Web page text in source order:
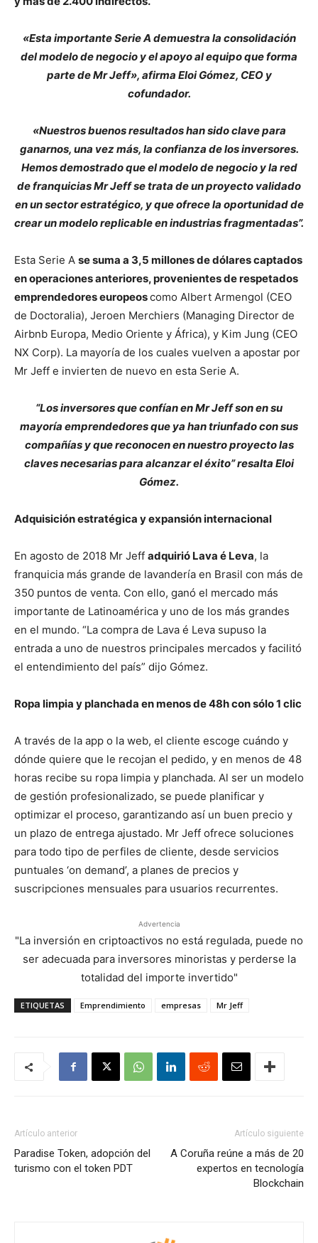
«Esta importante Serie A demuestra la consolidación
del modelo de negocio y el apoyo al equipo que forma
parte de Mr Jeff», afirma Eloi Gómez, CEO y
cofundador.
«Nuestros buenos resultados han sido clave para
ganarnos, una vez más, la confianza de los inversores.
Hemos demostrado que el modelo de negocio y la red
de franquicias Mr Jeff se trata de un proyecto validado
en un sector estratégico, y que ofrece la oportunidad de
crear un modelo replicable en industrias fragmentadas”.
Esta Serie A se suma a 3,5 millones de dólares captados
en operaciones anteriores, provenientes de respetados
emprendedores europeoscomo Albert Armengol (CEO
de Doctoralia), Jeroen Merchiers (Managing Director de
Airbnb Europa, Medio Oriente y África), y Kim Jung (CEO
NX Corp). La mayoría de los cuales vuelven a apostar por
Mr Jeff e invierten de nuevo en esta Serie A.
“Los inversores que confían en Mr Jeff son en su
mayoría emprendedores que ya han triunfado con sus
compañías y que reconocen en nuestro proyecto las
claves necesarias para alcanzar el éxito” resalta Eloi
Gómez.
Adquisición estratégica y expansión internacional
En agosto de 2018 Mr Jeff adquirió Lava é Leva, la
franquicia más grande de lavandería en Brasil con más de
350 puntos de venta. Con ello, ganó el mercado más
importante de Latinoamérica y uno de los más grandes
en el mundo. “La compra de Lava é Leva supuso la
entrada a uno de nuestros principales mercados y facilitó
el entendimiento del país” dijo Gómez.
Ropa limpia y planchada en menos de 48h con sólo 1 clic
A través de la app o la web, el cliente escoge cuándo y
dónde quiere que le recojan el pedido, y en menos de 48
horas recibe su ropa limpia y planchada. Al ser un modelo
de gestión profesionalizado, se puede planificar y
optimizar el proceso, garantizando así un buen precio y
un plazo de entrega ajustado. Mr Jeff ofrece soluciones
para todo tipo de perfiles de cliente, desde servicios
puntuales ‘on demand’, a planes de precios y
suscripciones mensuales para usuarios recurrentes.
Advertencia
"La inversión en criptoactivos no está regulada, puede no
ser adecuada para inversores minoristas y perderse la
totalidad del importe invertido"
ETIQUETAS Emprendimiento empresas Mr Jeff
Artículo anterior
Paradise Token, adopción del
turismo con el token PDT
Artículo siguiente
A Coruña reúne a más de 20
expertos en tecnología
Blockchain